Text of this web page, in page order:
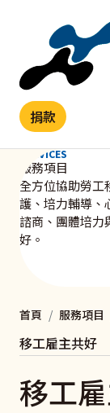
捐款
SERVICES
服務項目
全方位協助勞工
護、培力輔導、
諮商、團體培力
好。
首頁 服務項目
移工
移工雇主共好